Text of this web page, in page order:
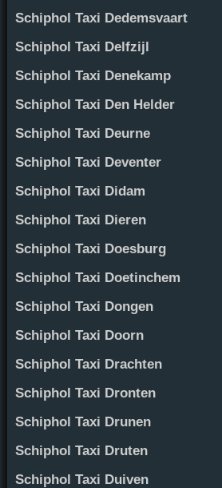
Schiphol Taxi Dedemsvaart
Schiphol Taxi Delfzijl
Schiphol Taxi Denekamp
Schiphol Taxi Den Helder
Schiphol Taxi Deurne
Schiphol Taxi Deventer
Schiphol Taxi Didam
Schiphol Taxi Dieren
Schiphol Taxi Doesburg
Schiphol Taxi Doetinchem
Schiphol Taxi Dongen
Schiphol Taxi Doorn
Schiphol Taxi Drachten
Schiphol Taxi Dronten
Schiphol Taxi Drunen
Schiphol Taxi Druten
Schiphol Taxi Duiven